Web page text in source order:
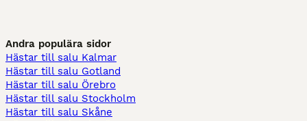
Andra populära sidor
Hästar till salu Kalmar
Hästar till salu Gotland
Hästar till salu Örebro
Hästar till salu Stockholm
Hästar till salu Skåne